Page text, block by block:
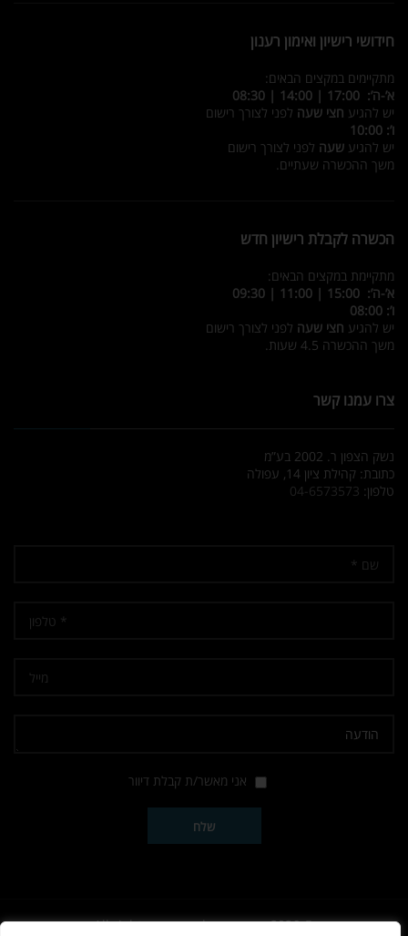
חידושי רישיון ואימון רענון
מתקיימים במקצים הבאים:
א’-ה’: 17:00 | 14:00 | 08:30
יש להגיע חצי שעה לפני לצורך רישום
ו’: 10:00
יש להגיע שעה לפני לצורך רישום
משך ההכשרה שעתיים.
הכשרה לקבלת רישיון חדש
מתקיימת במקצים הבאים:
א’-ה’: 15:00 | 11:00 | 09:30
ו’: 08:00
יש להגיע חצי שעה לפני לצורך רישום
משך ההכשרה 4.5 שעות.
צרו עמנו קשר
נשק הצפון ר. 2002 בע”מ
כתובת: קהילת ציון 14, עפולה
טלפון: 04-6573573
אני מאשר/ת קבלת דיוור
© 2026 נשק הצפון. All rights reserved